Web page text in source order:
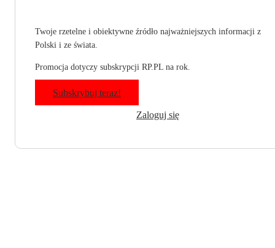
Twoje rzetelne i obiektywne źródło najważniejszych informacji z
Polski i ze świata.
Promocja dotyczy subskrypcji RP.PL na rok.
Subskrybuj teraz!
Zaloguj się